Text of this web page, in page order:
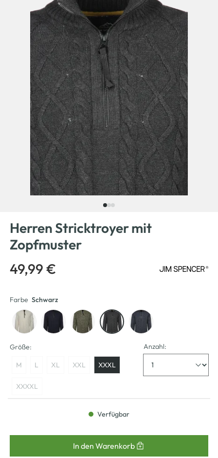
Herren Stricktroyer mit
Zopfmuster
49,99 €
Farbe Schwarz
Größe:
M L XL XXL XXXL
XXXXL
Anzahl:
Verfügbar
In den Warenkorb